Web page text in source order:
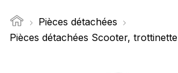
Pièces détachées
Pièces détachées Scooter, trottinette